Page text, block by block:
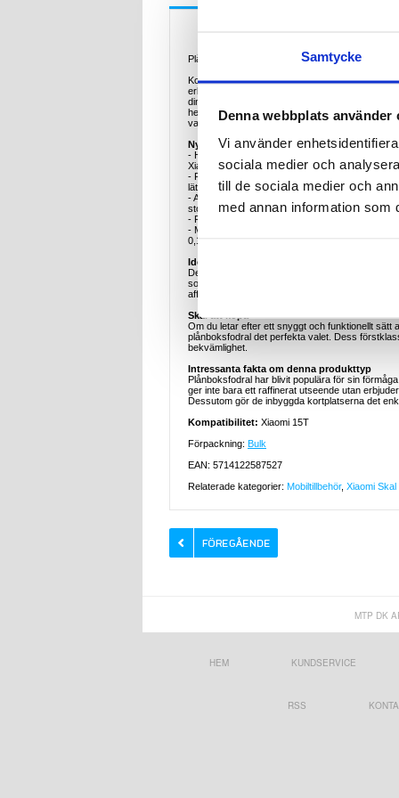
Samtycke
Denna webbplats använder
Vi använder
sociala medier och
till de sociala medier och
med annan information som
Plånboksfodral för med flera kortplatser för
Kombinera stil och funktionalitet med Xiaomi
erbjuder ett sofistikerat utseende samtidigt som
dina viktigaste saker som kreditkort, ID-kort
hemma, vilket gör det perfekt för dig som är på
vardagsslitage.
Nyckelfunktioner och specifikationer
- Högkvalitativ polyuretan: Tillverkad av
Xiaomi 15T.
- Flera kortplatser: Utrustat med flera kortfack
lättillgängliga.
- Allt-i-ett-design: Kombinerar funktionerna hos
stort.
- Fullständigt skydd: Det robusta fodralet
- Magnetisk stängning: Den säkra magnetfliken
0,15 kg).
Ideala exempel på användning
Detta plånboksfodral är perfekt för
som föredrar att bära sina kort och sin telefon i
affärsmöte.
Skäl att köpa
Om du letar efter ett snyggt och funktionellt sätt
plånboksfodral det perfekta valet. Dess
bekvämlighet.
Intressanta fakta om denna produkttyp
Plånboksfodral har blivit populära för sin
ger inte bara ett raffinerat utseende utan
Dessutom gör de inbyggda kortplatserna det
Kompatibilitet: Xiaomi 15T
Förpackning: Bulk
EAN: 5714122587527
Relaterade kategorier: Mobiltillbehör, Xiaomi Skal
MTP DK
HEM KUNDSERVICE
RSS